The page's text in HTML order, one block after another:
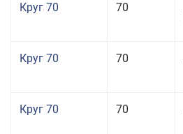
Круг 70 70
Круг 70 70
Круг 70 70